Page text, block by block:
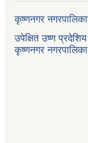
कृष्णनगर
उपेक्षित उष्ण
कृष्णनगर